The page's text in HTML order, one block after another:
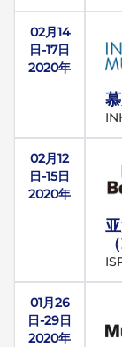
02月14
日-17日
2020年
02月12
日-15日
2020年
01月26
日-29日
2020年